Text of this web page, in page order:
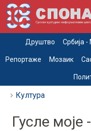
Друштво Србија -
Репортаже Мозаик
Култура
Гусле моје